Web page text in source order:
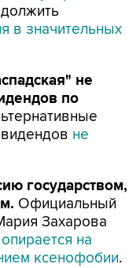
в значительных
не
по
не
государством,
Официальный
Захарова
на
ксенофобии.